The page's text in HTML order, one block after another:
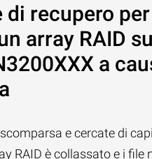
di recupero
array RAID
a
e cercate di
RAID è collassato e i file